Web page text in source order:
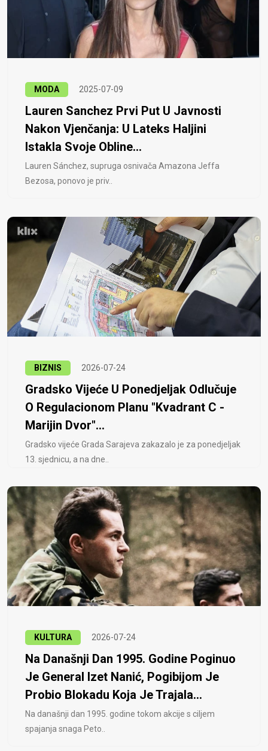
MODA 2025-07-09
Lauren Sanchez Prvi Put U Javnosti
Nakon Vjenčanja: U Lateks Haljini
Istakla Svoje Obline...
Lauren Sánchez, supruga osnivača Amazona Jeffa
Bezosa, ponovo je priv..
BIZNIS 2026-07-24
Gradsko Vijeće U Ponedjeljak Odlučuje
O Regulacionom Planu "Kvadrant C -
Marijin Dvor"...
Gradsko vijeće Grada Sarajeva zakazalo je za ponedjeljak
13. sjednicu, a na dne..
KULTURA 2026-07-24
Na Današnji Dan 1995. Godine Poginuo
Je General Izet Nanić, Pogibijom Je
Probio Blokadu Koja Je Trajala...
Na današnji dan 1995. godine tokom akcije s ciljem
spajanja snaga Peto..